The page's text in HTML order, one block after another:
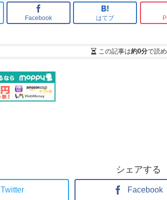
Facebook はてブ
この記事は約0分で読め
シェアする
Twitter Facebook